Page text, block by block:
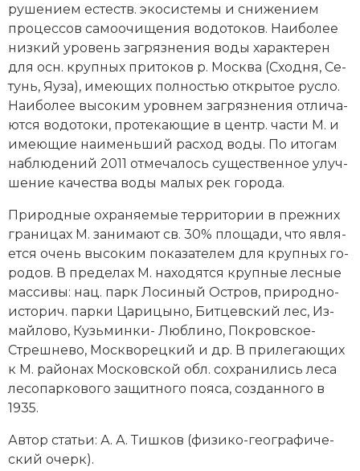
ру­ше­ни­ем ес­те­ств. эко­си­сте­мы и сни­же­ни­ем
про­цес­сов са­мо­очи­ще­ния во­до­то­ков. Наи­бо­лее
низ­кий уро­вень за­гряз­не­ния во­ды ха­рак­те­рен
для осн. круп­ных при­то­ков р. Мо­ск­ва (Сход­ня, Се­
тунь, Яу­за), имею­щих пол­но­стью от­кры­тое рус­ло.
Наи­бо­лее вы­со­ким уров­нем за­гряз­не­ния от­ли­ча­
ют­ся во­до­то­ки, про­те­каю­щие в центр. час­ти М. и
имею­щие наи­мень­ший рас­ход во­ды. По ито­гам
на­блю­де­ний 2011 от­ме­ча­лось су­ще­ст­вен­ное улуч­
ше­ние ка­че­ст­ва во­ды ма­лых рек го­ро­да.
При­род­ные ох­ра­няе­мые тер­ри­то­рии в прежних
границах М. за­ни­ма­ют св. 30% пло­ща­ди, что яв­ля­
ет­ся очень вы­со­ким по­ка­за­те­лем для круп­ных го­
ро­дов. В пре­де­лах М. на­хо­дят­ся круп­ные лес­ные
мас­си­вы: нац. парк Ло­си­ный Ост­ров, при­род­но-
ис­то­рич. пар­ки Ца­ри­цы­но, Бит­цев­ский лес, Из­
май­ло­во, Кузь­мин­ки- Люб­ли­но, По­кров­ское-
Стреш­не­во, Мо­ск­во­рец­кий и др. В при­ле­гаю­щих
к М. рай­онах Мо­с­ков­ской обл. со­хра­ни­лись ле­са
ле­со­пар­ко­во­го за­щит­но­го поя­са, соз­дан­но­го в
1935.
Автор статьи: А. А. Тиш­ков (фи­зи­ко-гео­гра­фи­че­
ский очерк).